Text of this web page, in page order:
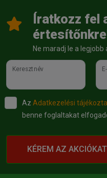
Íratkozz fel
Ne maradj le a legjobb
Keresztnév
Az Adatkezelési
benne foglaltakat
KÉREM AZ AKCIÓKAT